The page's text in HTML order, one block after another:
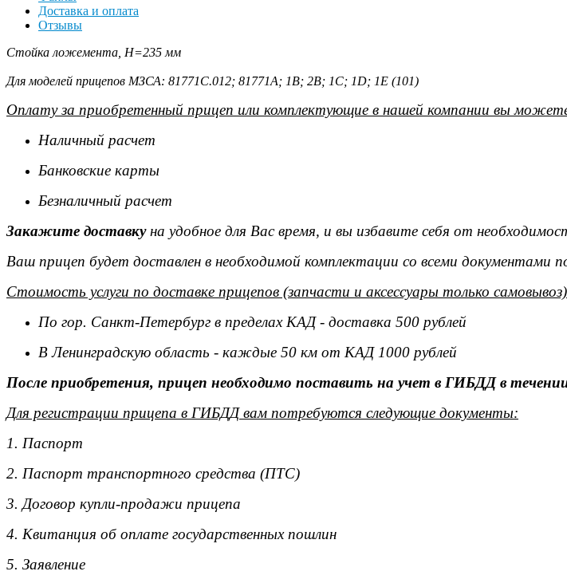
Доставка и оплата
Отзывы
Стойка ложемента, Н=235 мм
Для моделей прицепов МЗСА: 81771С.012; 81771А; 1В; 2В; 1С; 1D; 1Е (101)
Оплату за приобретенный прицеп или комплектующие в нашей компании вы
Наличный расчет
Банковские карты
Безналичный расчет
Закажите доставкуна удобное для Вас время, и вы избавите себя от
Ваш прицеп будет доставлен в необходимой комплектации со всеми документами
Стоимость услуги по доставке прицепов (запчасти и аксессуары только
По гор. Санкт-Петербург в пределах КАД - доставка 500 рублей
В Ленинградскую область - каждые 50 км от КАД 1000 рублей
После приобретения, прицеп необходимо поставить на учет в ГИБДД в
Для регистрации прицепа в ГИБДД вам потребуются следующие документы:
1. Паспорт
2. Паспорт транспортного средства (ПТС)
3. Договор купли-продажи прицепа
4. Квитанция об оплате государственных пошлин
5. Заявление